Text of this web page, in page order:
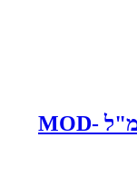
מוד פודג' גימור מבריק 118 מ"ל MOD-